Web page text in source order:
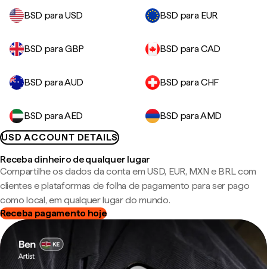
BSD para USD
BSD para EUR
BSD para GBP BSD para CAD
BSD para AUD BSD para CHF
BSD para AED
BSD para AMD
USD ACCOUNT DETAILS
Receba dinheiro de qualquer lugar
Compartilhe os dados da conta em USD, EUR, MXN e BRL com
clientes e plataformas de folha de pagamento para ser pago
como local, em qualquer lugar do mundo.
Receba pagamento hoje